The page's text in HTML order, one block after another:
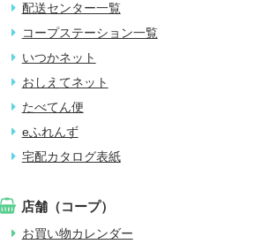
配送センター一覧
コープステーション一覧
いつかネット
おしえてネット
たべてん便
eふれんず
宅配カタログ表紙
店舗（コープ）
お買い物カレンダー